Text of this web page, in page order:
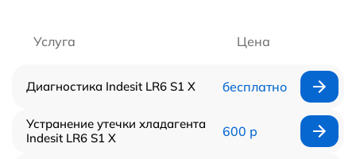
Услуга Цена
Диагностика Indesit LR6 S1 X бесплатно
Устранение утечки хладагента
Indesit LR6 S1 X
600 р